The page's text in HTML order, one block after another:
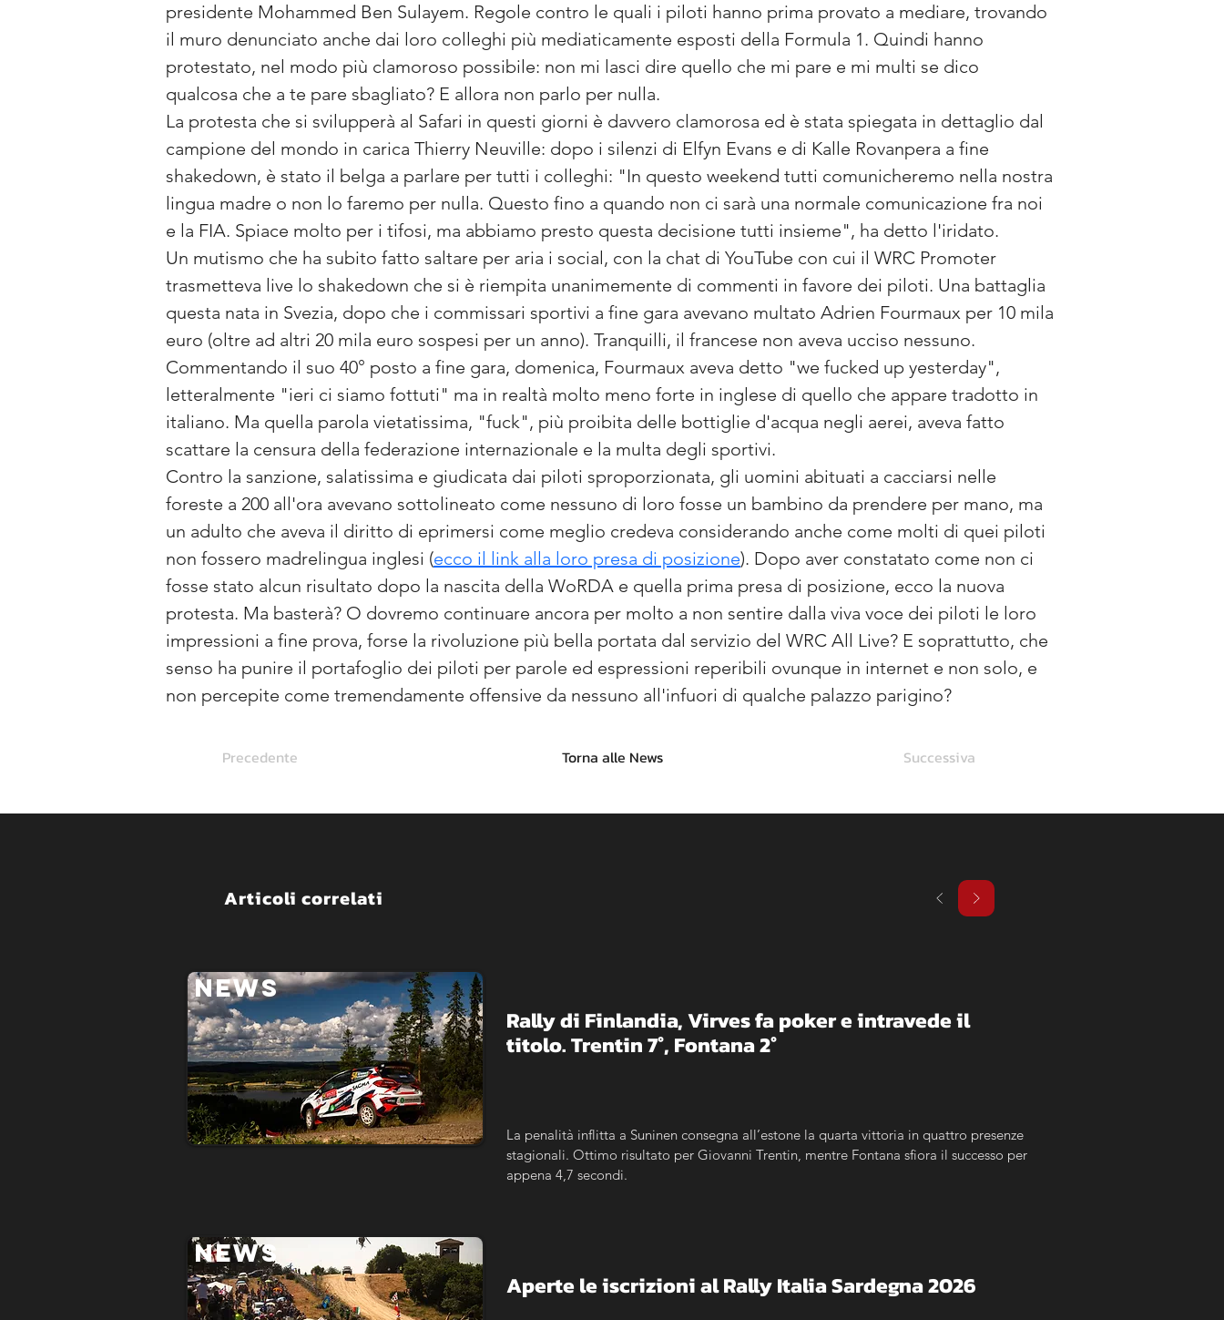
presidente Mohammed Ben Sulayem. Regole contro le quali i piloti hanno prima provato a mediare, trovando
il muro denunciato anche dai loro colleghi più mediaticamente esposti della Formula 1. Quindi hanno
protestato, nel modo più clamoroso possibile: non mi lasci dire quello che mi pare e mi multi se dico
qualcosa che a te pare sbagliato? E allora non parlo per nulla.
La protesta che si svilupperà al Safari in questi giorni è davvero clamorosa ed è stata spiegata in dettaglio dal
campione del mondo in carica Thierry Neuville: dopo i silenzi di Elfyn Evans e di Kalle Rovanpera a fine
shakedown, è stato il belga a parlare per tutti i colleghi: "In questo weekend tutti comunicheremo nella nostra
lingua madre o non lo faremo per nulla. Questo fino a quando non ci sarà una normale comunicazione fra noi
e la FIA. Spiace molto per i tifosi, ma abbiamo presto questa decisione tutti insieme", ha detto l'iridato.
Un mutismo che ha subito fatto saltare per aria i social, con la chat di YouTube con cui il WRC Promoter
trasmetteva live lo shakedown che si è riempita unanimemente di commenti in favore dei piloti. Una battaglia
questa nata in Svezia, dopo che i commissari sportivi a fine gara avevano multato Adrien Fourmaux per 10 mila
euro (oltre ad altri 20 mila euro sospesi per un anno). Tranquilli, il francese non aveva ucciso nessuno.
Commentando il suo 40° posto a fine gara, domenica, Fourmaux aveva detto "we fucked up yesterday",
letteralmente "ieri ci siamo fottuti" ma in realtà molto meno forte in inglese di quello che appare tradotto in
italiano. Ma quella parola vietatissima, "fuck", più proibita delle bottiglie d'acqua negli aerei, aveva fatto
scattare la censura della federazione internazionale e la multa degli sportivi.
Contro la sanzione, salatissima e giudicata dai piloti sproporzionata, gli uomini abituati a cacciarsi nelle
foreste a 200 all'ora avevano sottolineato come nessuno di loro fosse un bambino da prendere per mano, ma
un adulto che aveva il diritto di eprimersi come meglio credeva considerando anche come molti di quei piloti
non fossero madrelingua inglesi (ecco il link alla loro presa di posizione). Dopo aver constatato come non ci
fosse stato alcun risultato dopo la nascita della WoRDA e quella prima presa di posizione, ecco la nuova
protesta. Ma basterà? O dovremo continuare ancora per molto a non sentire dalla viva voce dei piloti le loro
impressioni a fine prova, forse la rivoluzione più bella portata dal servizio del WRC All Live? E soprattutto, che
senso ha punire il portafoglio dei piloti per parole ed espressioni reperibili ovunque in internet e non solo, e
non percepite come tremendamente offensive da nessuno all'infuori di qualche palazzo parigino?
Precedente Torna alle News Successiva
Articoli correlati
NEWS
Rally di Finlandia, Virves fa poker e intravede il
titolo. Trentin 7°, Fontana 2°
La penalità inflitta a Suninen consegna all’estone la quarta vittoria in quattro presenze
stagionali. Ottimo risultato per Giovanni Trentin, mentre Fontana sfiora il successo per
appena 4,7 secondi.
NEWS
Aperte le iscrizioni al Rally Italia Sardegna 2026